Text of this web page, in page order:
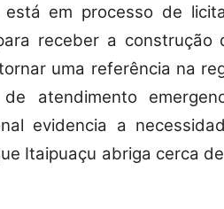
está em processo de
receber a
uma referência na
atendimento
evidencia a
Itaipuaçu abriga cerca